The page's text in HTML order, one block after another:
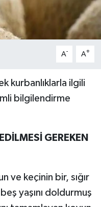
A- A+
kurbanlıklarla ilgili
bilgilendirme
GEREKEN
ve keçinin bir, sığır
yaşını doldurmuş